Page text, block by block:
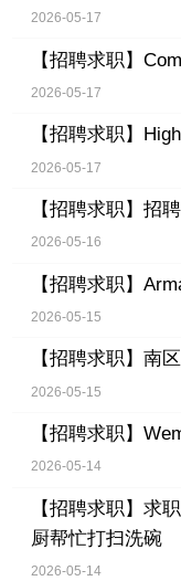
2026-05-17
【招聘求职】
2026-05-17
【招聘求职】
2026-05-17
【招聘求职】 招
2026-05-16
【招聘求职】
2026-05-15
【招聘求职】 南
2026-05-15
【招聘求职】
2026-05-14
【招聘求职】 求
厨帮忙打扫洗碗
2026-05-14